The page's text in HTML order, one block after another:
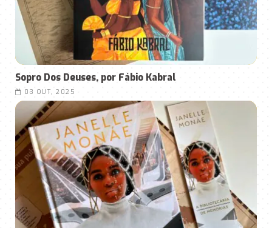
Sopro Dos Deuses, por Fábio Kabral
03 OUT, 2025